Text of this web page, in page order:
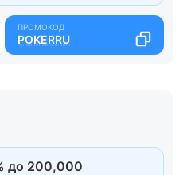
POKERRU
до 200,000